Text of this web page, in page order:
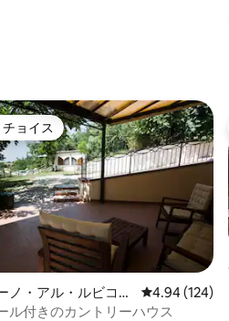
ョイス
ョイス
ノ・アル・ルビコー
家
レビュー124
4.94 (124)
ル付きのカントリーハウス